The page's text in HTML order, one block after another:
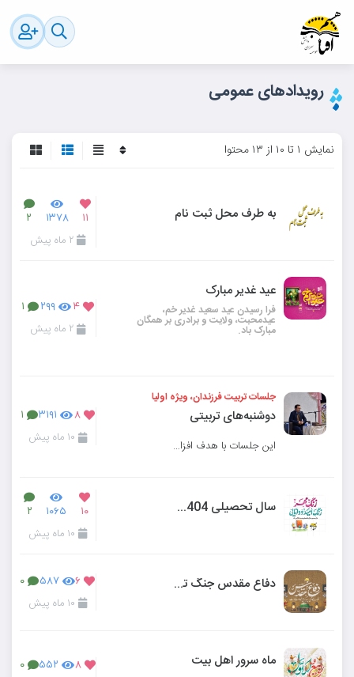
رویدادهای عمومی
نمایش ۱ تا ۱۰ از ۱۳ محتوا
به طرف محل ثبت نام ۱۱ ۱۳۷۸ ۲
۲ ماه پیش
عید غدیر مبارک
فرا رسیدن عید سعید غدیر خم،
عیدمحبت، ولایت و برادری بر همگان
مبارک باد.
۴ ۲۹۹ ۱
۲ ماه پیش
جلسات تربیت فرزندان، ویژه اولیا
دوشنبه‌های تربیتی
این جلسات با هدف افزایش آگاهی و دانش افزایی والدین برگزار می‌گردد و می‌تواند تاثیر بس
۸ ۳۱۹۱ ۱
۱۰ ماه پیش
سال تحصیلی 1404-1405 ۱۰ ۱۰۶۵ ۲
۱۰ ماه پیش
دفاع مقدس جنگ تحمیلی ۶ ۵۸۷ ۰
۱۰ ماه پیش
ماه سرور اهل بیت ۸ ۵۵۲ ۰